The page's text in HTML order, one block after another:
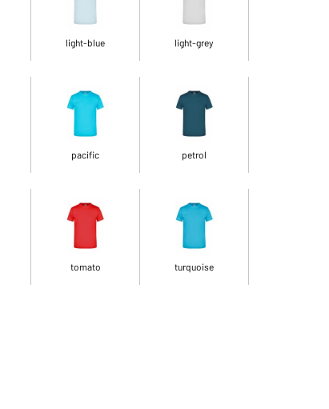
light-blue light-grey
pacific petrol
tomato turquoise